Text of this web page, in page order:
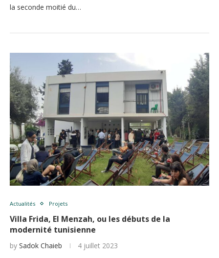
la seconde moitié du…
Actualités Projets
Villa Frida, El Menzah, ou les débuts de la
modernité tunisienne
by Sadok Chaieb 4 juillet 2023